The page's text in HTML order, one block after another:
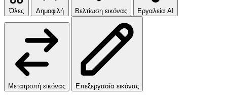
Όλες Δημοφιλή Βελτίωση εικόνας Εργαλεία AI
Μετατροπή εικόνας Επεξεργασία εικόνας